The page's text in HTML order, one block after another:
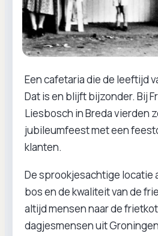
Een cafetaria die de leeftijd
Dat is en blijft bijzonder. Bij
Liesbosch in Breda vierden
jubileumfeest met een
klanten.
De sprookjesachtige locatie
bos en de kwaliteit van de
altijd mensen naar de
dagjesmensen uit